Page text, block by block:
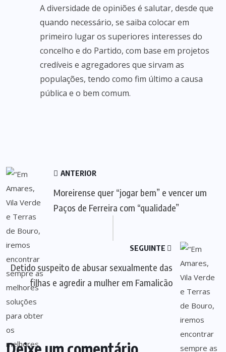
A diversidade de opiniões é salutar, desde que
quando necessário, se saiba colocar em
primeiro lugar os superiores interesses do
concelho e do Partido, com base em projetos
credíveis e agregadores que sirvam as
populações, tendo como fim último a causa
pública e o bem comum.
ANTERIOR
Moreirense quer “jogar bem” e vencer um
Paços de Ferreira com “qualidade”
SEGUINTE
Detido suspeito de abusar sexualmente das
filhas e agredir a mulher em Famalicão